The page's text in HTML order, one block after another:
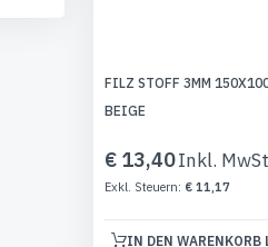
FILZ STOFF 3MM
BEIGE
€ 13,40
€ 11,17
IN DEN WARENKORB